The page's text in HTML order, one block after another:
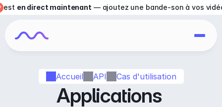
Accueil API Cas d'utilisation
Applications
est en direct maintenant — ajoutez une bande-son à vos